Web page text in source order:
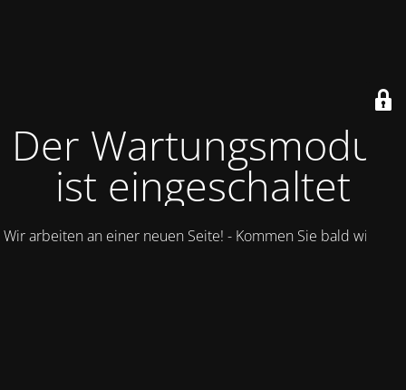
Der Wartungsmodus
ist eingeschaltet
Wir arbeiten an einer neuen Seite! - Kommen Sie bald wieder.